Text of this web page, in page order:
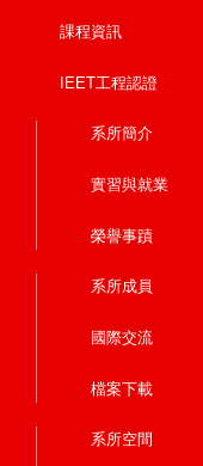
課程資訊
IEET工程認證
系所簡介
實習與就業
榮譽事蹟
系所成員
國際交流
檔案下載
系所空間